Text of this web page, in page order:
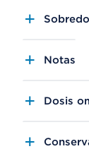
Notas
Dosis